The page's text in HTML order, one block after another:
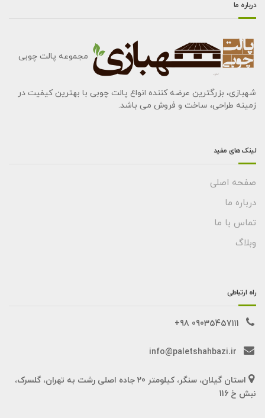
درباره ما
مجموعه پالت چوبی
شهبازی، بزرگترین عرضه کننده انواع پالت چوبی با بهترین کیفیت در
زمینه طراحی، ساخت و فروش می باشد.
لینک های مفید
صفحه اصلی
درباره ما
تماس با ما
وبلاگ
راه ارتباطی
09035457111 98+
info@paletshahbazi.ir
استان گیلان، سنگر، کیلومتر 20 جاده اصلی رشت به تهران، گلسرک،
نبش خ 116